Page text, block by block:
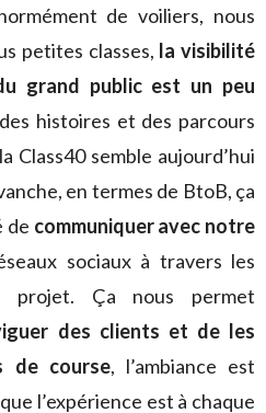
de voiliers, nous
petites classes, la visibilité
grand public est un peu
histoires et des parcours
Class40 semble aujourd’hui
en termes de BtoB, ça
de communiquer avec notre
sociaux à travers les
projet. Ça nous permet
des clients et de les
de course, l’ambiance est
l’expérience est à chaque